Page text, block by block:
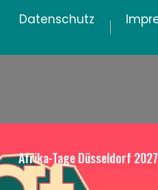
Datenschutz
Afrika-Tage Düsseldorf 2027